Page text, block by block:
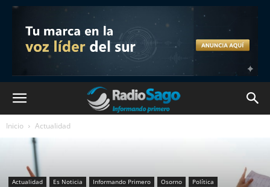
Inicio Actualidad
Actualidad Es Noticia Informando Primero Osorno
Política